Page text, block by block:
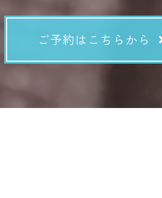
ご予約はこちらから